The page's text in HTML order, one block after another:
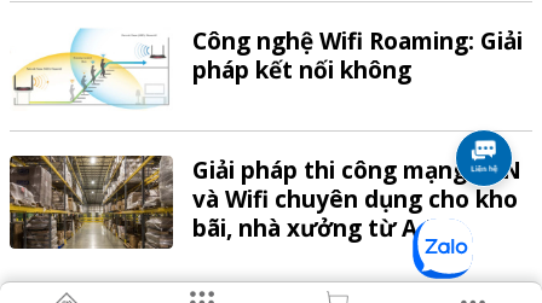
Công nghệ Wifi Roaming: Giải
pháp kết nối không
Giải pháp thi công mạng LAN
và Wifi chuyên dụng cho kho
bãi, nhà xưởng từ A-Z